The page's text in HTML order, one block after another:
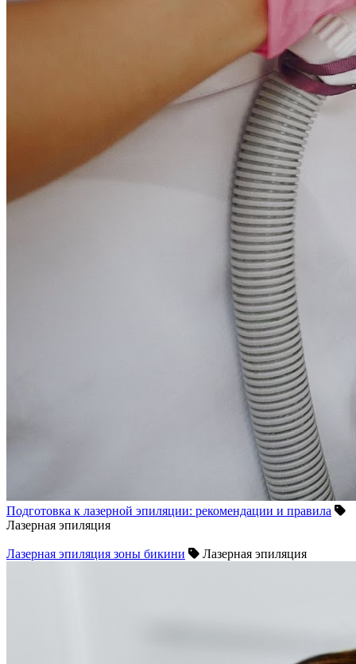
Подготовка к лазерной эпиляции: рекомендации и правила
Лазерная эпиляция
Лазерная эпиляция зоны бикини Лазерная эпиляция